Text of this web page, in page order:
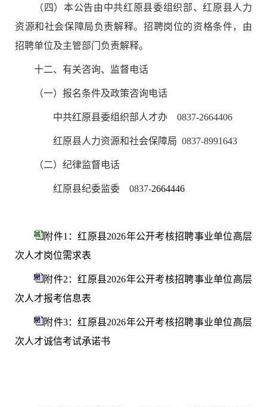
（四）本公告由中共红原县委组织部、红原县人力
资源和社会保障局负责解释。招聘岗位的资格条件，由
招聘单位及主管部门负责解释。
十二、有关咨询、监督电话
（一）报名条件及政策咨询电话
中共红原县委组织部人才办 0837-2664406
红原县人力资源和社会保障局 0837-8991643
（二）纪律监督电话
红原县纪委监委 0837-2664446
附件1：红原县2026年公开考核招聘事业单位高层
次人才岗位需求表
附件2：红原县2026年公开考核招聘事业单位高层
次人才报考信息表
附件3：红原县2026年公开考核招聘事业单位高层
次人才诚信考试承诺书